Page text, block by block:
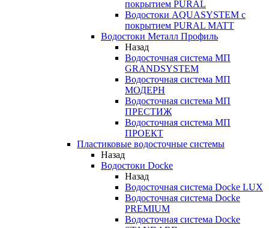
покрытием PURAL
Водостоки AQUASYSTEM с
покрытием PURAL MATT
Водостоки Металл Профиль
Назад
Водосточная система МП
GRANDSYSTEM
Водосточная система МП
МОДЕРН
Водосточная система МП
ПРЕСТИЖ
Водосточная система МП
ПРОЕКТ
Пластиковые водосточные системы
Назад
Водостоки Docke
Назад
Водосточная система Docke LUX
Водосточная система Docke
PREMIUM
Водосточная система Docke